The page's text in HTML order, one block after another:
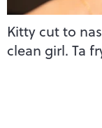
Kitty cut to
clean girl. Ta